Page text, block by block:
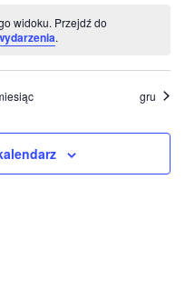
widoku. Przejdź do
.
gru